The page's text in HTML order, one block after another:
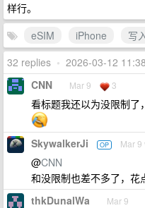
样行。
eSIM
iPhone
写
32 replies • 2026-03-12
CNN Mar 9 3
看标题我还以为没限制
SkywalkerJi OP Mar 9
@CNN
和没限制也差不多了，花
thkDunalWa Mar 9